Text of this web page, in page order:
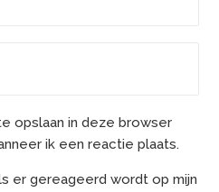
opslaan in deze browser
ik een reactie plaats.
er gereageerd wordt op mijn